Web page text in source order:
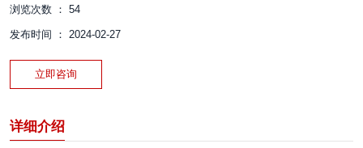
浏览次数 ： 54
发布时间 ： 2024-02-27
立即咨询
详细介绍